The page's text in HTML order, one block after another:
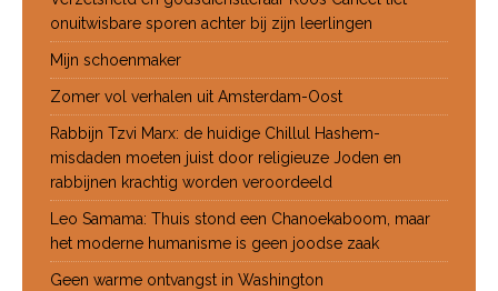
onuitwisbare sporen achter bij zijn leerlingen
Mijn schoenmaker
Zomer vol verhalen uit Amsterdam-Oost
Rabbijn Tzvi Marx: de huidige Chillul Hashem-
misdaden moeten juist door religieuze Joden en
rabbijnen krachtig worden veroordeeld
Leo Samama: Thuis stond een Chanoekaboom, maar
het moderne humanisme is geen joodse zaak
Geen warme ontvangst in Washington